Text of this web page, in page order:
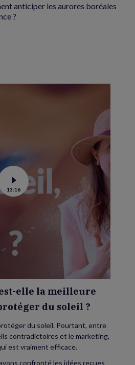
anticiper les aurores boréales
?
Voir
la
vidéo
est-
elle
la
meilleure
solution
protéger
soleil
13:16
elle la meilleure
du soleil ?
du soleil. Pourtant, entre
contradictoires et le marketing,
est vraiment efficace.
confronté les idées reçues